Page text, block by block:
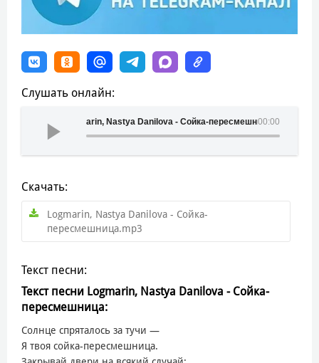
Слушать онлайн:
00:00
Logmarin, Nastya Danilova - Сойка-пересмешница
Скачать:
Logmarin, Nastya Danilova - Сойка-
пересмешница.mp3
Текст песни:
Текст песни Logmarin, Nastya Danilova - Сойка-
пересмешница:
Солнце спряталось за тучи —
Я твоя сойка-пересмешница.